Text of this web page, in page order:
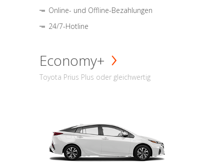
Online- und Offline-Bezahlungen
24/7-Hotline
Economy+
Toyota Prius Plus oder gleichwertig